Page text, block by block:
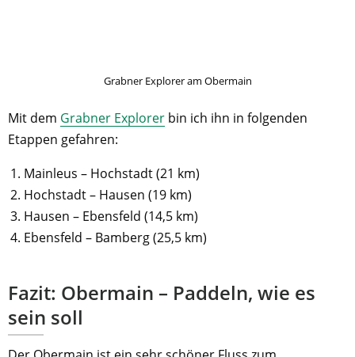
Grabner Explorer am Obermain
Mit dem Grabner Explorer bin ich ihn in folgenden
Etappen gefahren:
Mainleus – Hochstadt (21 km)
Hochstadt – Hausen (19 km)
Hausen – Ebensfeld (14,5 km)
Ebensfeld – Bamberg (25,5 km)
Fazit: Obermain – Paddeln, wie es
sein soll